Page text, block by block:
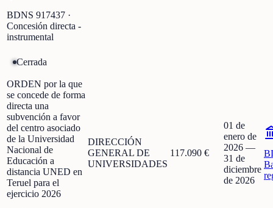
BDNS 917437 ·
Concesión directa -
instrumental
Cerrada
ORDEN por la que
se concede de forma
directa una
subvención a favor
del centro asociado
de la Universidad
Nacional de
Educación a
distancia UNED en
Teruel para el
ejercicio 2026
DIRECCIÓN
GENERAL DE
UNIVERSIDADES
117.090 €
01 de
enero de
2026 —
31 de
diciembre
de 2026